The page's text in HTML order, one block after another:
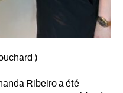
)
Ribeiro a été